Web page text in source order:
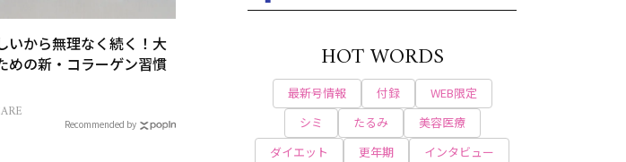
いから無理なく続く！大
めの新・コラーゲン習慣
Recommended by
HOT WORDS
最新号情報 付録
WEB限定
シミ
たるみ
美容医療
ダイエット
更年期
インタビュー